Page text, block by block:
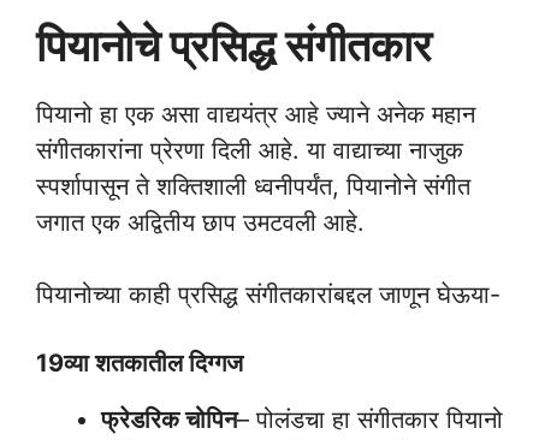
पियानोचे प्रसिद्ध संगीतकार
पियानो हा एक असा वाद्ययंत्र आहे ज्याने अनेक महान
संगीतकारांना प्रेरणा दिली आहे. या वाद्याच्या नाजुक
स्पर्शापासून ते शक्तिशाली ध्वनीपर्यंत, पियानोने संगीत
जगात एक अद्वितीय छाप उमटवली आहे.
पियानोच्या काही प्रसिद्ध संगीतकारांबद्दल जाणून घेऊया-
19व्या शतकातील दिग्गज
फ्रेडरिक चोपिन– पोलंडचा हा संगीतकार पियानो